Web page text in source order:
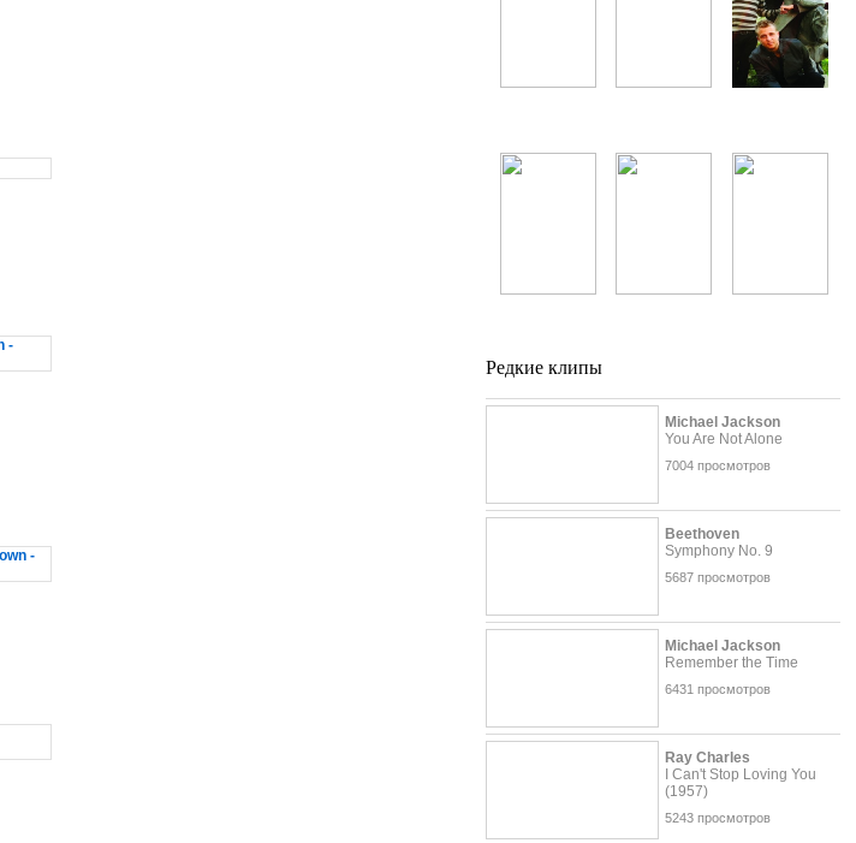
Редкие клипы
Michael Jackson
You Are Not Alone
7004 просмотров
Beethoven
Symphony No. 9
5687 просмотров
Michael Jackson
Remember the Time
6431 просмотров
Ray Charles
I Can't Stop Loving You
(1957)
5243 просмотров